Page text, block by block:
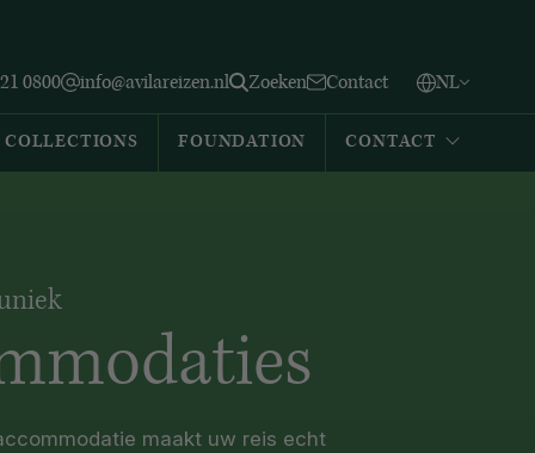
0800 info@avilareizen.nl Zoeken Contact NL
Español
COLLECTIONS FOUNDATION CONTACT
maakt uw reis echt